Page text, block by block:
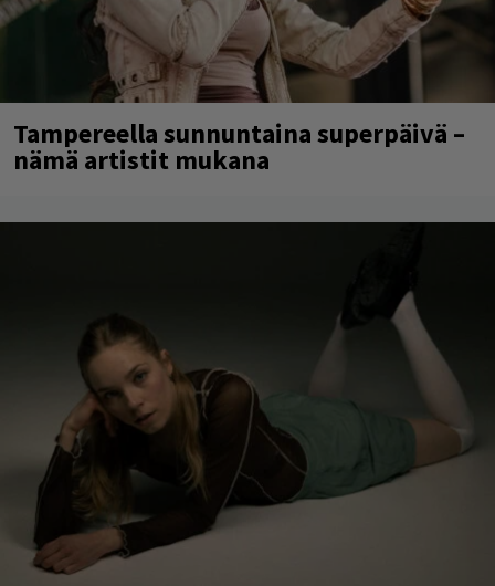
Tampereella sunnuntaina superpäivä –
nämä artistit mukana